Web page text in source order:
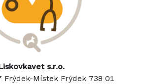
s.r.o.
Frýdek-Místek Frýdek 738 01